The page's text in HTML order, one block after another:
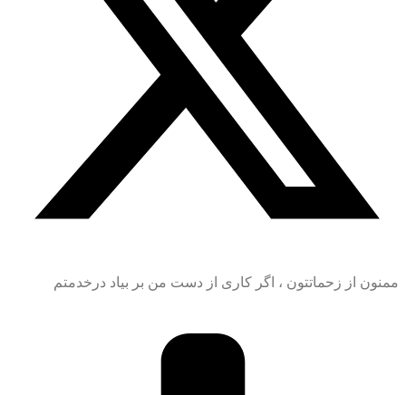
ممنون از زحماتتون ، اگر کاری از دست من بر بیاد درخدمتم